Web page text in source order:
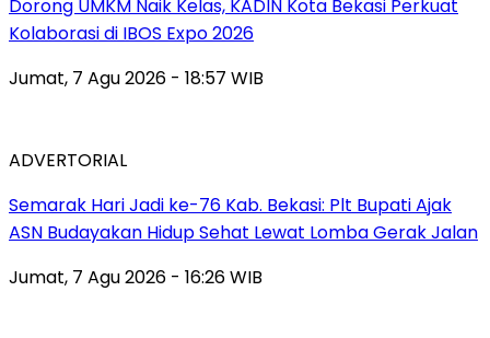
Dorong UMKM Naik Kelas, KADIN Kota Bekasi Perkuat
Kolaborasi di IBOS Expo 2026
Jumat, 7 Agu 2026 - 18:57 WIB
ADVERTORIAL
‎Semarak Hari Jadi ke-76 Kab. Bekasi: Plt Bupati Ajak
ASN Budayakan Hidup Sehat Lewat Lomba Gerak Jalan
Jumat, 7 Agu 2026 - 16:26 WIB